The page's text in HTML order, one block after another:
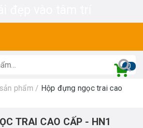
0
phẩm / Hộp đựng ngọc trai cao
TRAI CAO CẤP - HN1